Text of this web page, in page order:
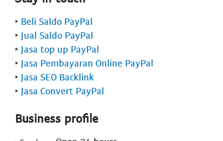
‣ Beli Saldo PayPal
‣ Jual Saldo PayPal
‣ Jasa top up PayPal
‣ Jasa Pembayaran Online PayPal
‣ Jasa SEO Backlink
‣ Jasa Convert PayPal
Business profile